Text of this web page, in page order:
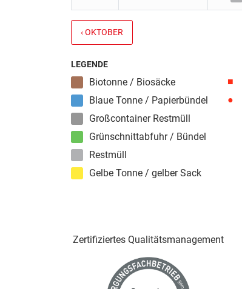
‹ OKTOBER
LEGENDE
Biotonne / Biosäcke
Blaue Tonne / Papierbündel
Großcontainer Restmüll
Grünschnittabfuhr / Bündel
Restmüll
Gelbe Tonne / gelber Sack
■
●
Zertifiziertes Qualitäts­management